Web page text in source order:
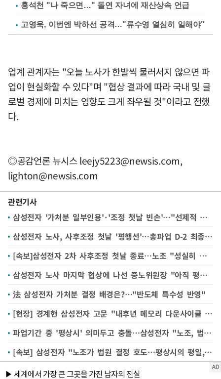
홍석천 "나 죽으면…" 돌연 자녀에 재산상속 언급
고영욱, 이번엔 박하선 공격…"류수영 열심히 일해야"
업계 관계자는 "오늘 노사가 한발씩 물러서지 않으면 파
업이 현실화할 수 있다"며 "협상 결과에 따라 국내 및 글
로벌 경제에 미치는 영향도 크게 좌우될 것"이라고 전했
다.
◎공감언론 뉴시스leejy5223@newsis.com,
lighton@newsis.com
관련기사
삼성전자 '가처분 일부인용'·'조정 첫날 빈손'…"선제적 긴급조정 시급" 여론 커져
삼성전자 노사, 사후조정 첫날 '평행선'…총파업 D-2 최종 결론 낸다
[속보]삼성전자 2차 사후조정 첫날 종료…노조 "성실히 임해" 사측 '묵묵부답'
삼성전자 노사 마지막 협상에 나선 중노위원장 "아직 평행선"
法 삼성전자 가처분 결정 배경은?…"반도체 특수성 반영"
[현장] 경계현 삼성전자 고문 "내후년 메모리 다운사이클 조심해야" 경고
파업기간 중 '평상시' 의미두고 충돌…삼성전자 "노조, 법원결정 호도"
[속보] 삼성전자 "노조가 법원 결정 호도…평상시의 평일, 평상시의 주말·휴일 의미"